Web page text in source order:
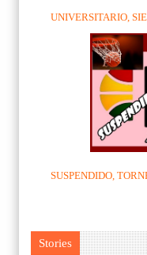
UNIVERSITARIO,
SUSPENDIDO,
Stories